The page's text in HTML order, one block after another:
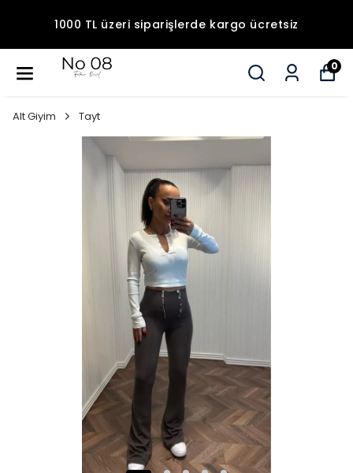
1000 TL üzeri siparişlerde kargo ücretsiz
0
Alt Giyim Tayt